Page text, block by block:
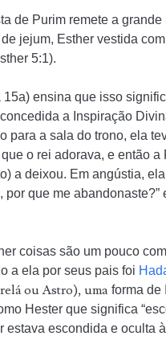
de Purim remete a
jejum, Esther vestida
5:1).
15a) ensina que isso
a Inspiração
para a sala do trono, ela
o rei adorava, e então
a deixou. Em angústia, ela
por que me
coisas são um pouco
a ela por seus pais foi
ou Astro), uma forma de
Hester que significa
estava escondida e oculta